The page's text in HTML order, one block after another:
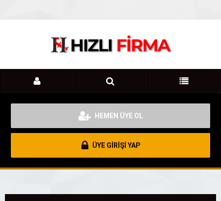
HEMEN ÜYE OL
ÜYE GİRİŞİ YAP